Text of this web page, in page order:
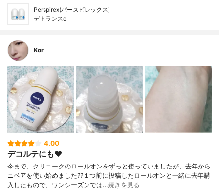
Perspirex(パースピレックス)
デトランスα
Kor
4.00
デコルテにも❤️
今まで、クリニークのロールオンをずっと使っていましたが、去年から
ニベアを使い始めました??１つ前に投稿したロールオンと一緒に去年購
入したもので、ワンシーズンでは…続きを見る